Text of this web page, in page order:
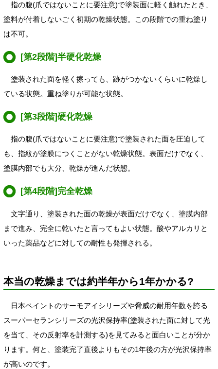
指の腹(爪ではないことに要注意)で塗装面に軽く触れたとき、
塗料が付着しないごく初期の乾燥状態。この段階での重ね塗り
は不可。
[第2段階]半硬化乾燥
塗装された面を軽く擦っても、跡がつかないくらいに乾燥し
ている状態。重ね塗りが可能な状態。
[第3段階]硬化乾燥
指の腹(爪ではないことに要注意)で塗装された面を圧迫して
も、指紋が塗膜につくことがない乾燥状態。表面だけでなく、
塗膜内部でも大分、乾燥が進んだ状態。
[第4段階]完全乾燥
文字通り、塗装された面の乾燥が表面だけでなく、塗膜内部
まで進み、完全に乾いたと言ってもよい状態。 酸やアルカリと
いった薬品などに対しての耐性も発揮される。
本当の乾燥までは約半年から1年かかる?
日本ペイントのサーモアイシリーズや脅威の耐用年数を誇る
スーパーセランシリーズの光沢保持率(塗装された面に対して光
を当て、その反射率を計測する)を見てみると面白いことが分か
ります。何と、塗装完了直後よりもその1年後の方が光沢保持率
が高いのです。